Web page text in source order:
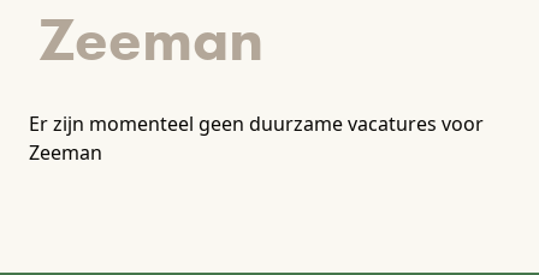
Zeeman
Er zijn momenteel geen duurzame vacatures voor
Zeeman